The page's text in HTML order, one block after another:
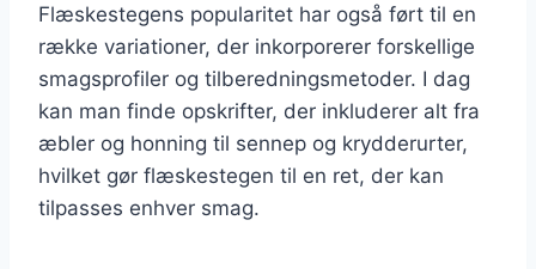
Flæskestegens popularitet har også ført til en
række variationer, der inkorporerer forskellige
smagsprofiler og tilberedningsmetoder. I dag
kan man finde opskrifter, der inkluderer alt fra
æbler og honning til sennep og krydderurter,
hvilket gør flæskestegen til en ret, der kan
tilpasses enhver smag.